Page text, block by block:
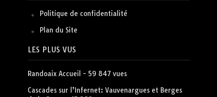
Politique de confidentialité
Plan du Site
LES PLUS VUS
Randoaix Accueil - 59 847 vues
Cascades sur l’Infernet: Vauvenargues et Berges